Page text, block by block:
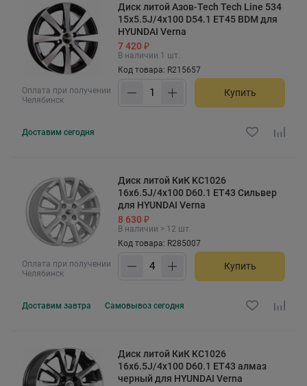
Оплата при получении
Челябинск
Диск литой Азов-Tech Tech Line 534
15x5.5J/4x100 D54.1 ET45 BDM для
HYUNDAI Verna
7 420 ₽
В наличии 1 шт.
Код товара: R215657
Купить
Доставим сегодня
Оплата при получении
Челябинск
Диск литой КиК KC1026
16x6.5J/4x100 D60.1 ET43 Сильвер
для HYUNDAI Verna
8 630 ₽
В наличии > 12 шт.
Код товара: R285007
Купить
Доставим завтра Самовывоз сегодня
Диск литой КиК KC1026
16x6.5J/4x100 D60.1 ET43 алмаз
черный для HYUNDAI Verna